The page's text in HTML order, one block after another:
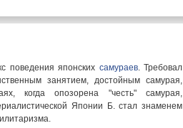
поведения японских самураев. Требовал
занятием, достойным самурая,
когда опозорена "честь" самурая,
Японии Б. стал знаменем